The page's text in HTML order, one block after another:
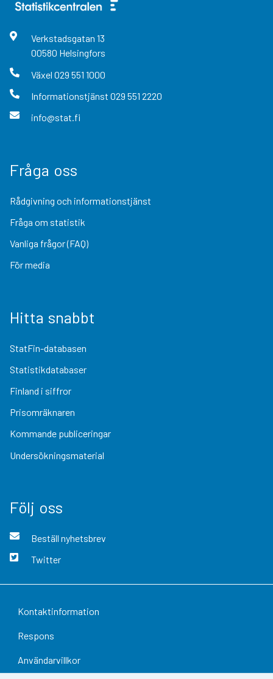
Verkstadsgatan 13
00580 Helsingfors
Växel 029 551 1000
Informationstjänst 029 551 2220
info@stat.fi
Fråga oss
Rådgivning och informationstjänst
Fråga om statistik
Vanliga frågor (FAQ)
För media
Hitta snabbt
StatFin-databasen
Statistikdatabaser
Finland i siffror
Prisomräknaren
Kommande publiceringar
Undersökningsmaterial
Följ oss
Beställ nyhetsbrev
Twitter
Kontaktinformation
Respons
Användarvillkor